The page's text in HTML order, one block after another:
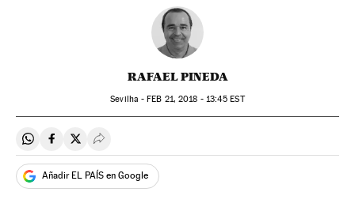
RAFAEL PINEDA
Sevilha -FEB 21, 2018 - 13:45 EST
Compartir en Whatsapp
Compartir en Facebook
Compartir en Twitter
Desplegar Redes Sociales
Añadir EL PAÍS en Google